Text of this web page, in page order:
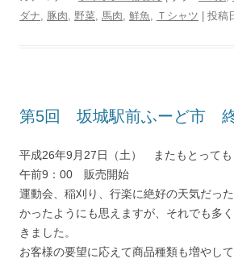
ダナ
豚肉 野菜 馬肉 鮮魚 Ｔシャツ | 投稿
第5回 坂城駅前ふーど市
平成26年9月27日（土） またもとっても
午前9：00 販売開始
運動会、稲刈り、行楽に絶好の天気だっ
かったようにも思えますが、それでも多
きました。
お客様の要望に応えて商品種類も増やし